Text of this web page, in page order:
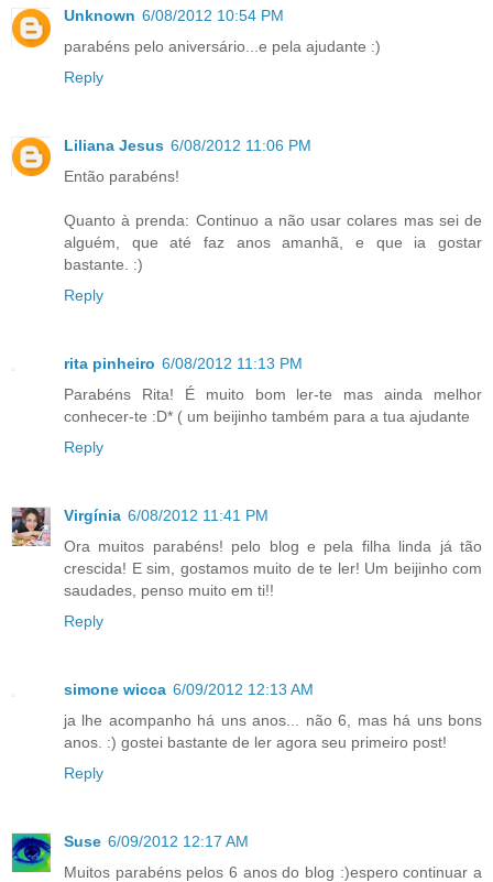
Unknown 6/08/2012 10:54 PM
parabéns pelo aniversário...e pela ajudante :)
Reply
Liliana Jesus 6/08/2012 11:06 PM
Então parabéns!
Quanto à prenda: Continuo a não usar colares mas sei de
alguém, que até faz anos amanhã, e que ia gostar
bastante. :)
Reply
rita pinheiro 6/08/2012 11:13 PM
Parabéns Rita! É muito bom ler-te mas ainda melhor
conhecer-te :D* ( um beijinho também para a tua ajudante
Reply
Virgínia 6/08/2012 11:41 PM
Ora muitos parabéns! pelo blog e pela filha linda já tão
crescida! E sim, gostamos muito de te ler! Um beijinho com
saudades, penso muito em ti!!
Reply
simone wicca 6/09/2012 12:13 AM
ja lhe acompanho há uns anos... não 6, mas há uns bons
anos. :) gostei bastante de ler agora seu primeiro post!
Reply
Suse 6/09/2012 12:17 AM
Muitos parabéns pelos 6 anos do blog :)espero continuar a